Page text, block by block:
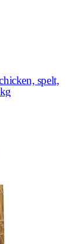
spelt,